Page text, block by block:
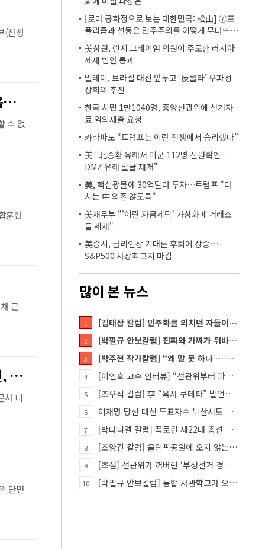
(전쟁
[단독] 사이버 침략 시 韓·美 공동 개입, 尹 의지였다… 김용현 장관 옥중 서신서 밝혀
수 없
훈련
근
지만원 박사 “5·18 진실, 문서너머 사진에 있어… 사관학교 통합 추진, 정서적 파탄 우려”
서 너
단면
[로마 공화정으로 보는 대한민국: 松山] ⑦포
퓰리즘과 선동은 민주주의를 어떻게 무너뜨리
는가
美상원, 린지 그레이엄 의원이 주도한 러시아
제재 법안 통과
밀레이, 브라질 대선 앞두고 '反룰라' 우파정
상회의 추진
한국 시민 1만1040명, 중앙선관위에 선거자
료 임의제출 요청
카라파노 “트럼프는 이란 전쟁에서 승리했다”
美 "北송환 유해서 미군 112명 신원확인…
DMZ 유해 발굴 재개"
美, 핵심광물에 30억달러 투자…트럼프 "다
시는 中 의존 않도록"
美재무부 "'이란 자금세탁' 가상화폐 거래소
들 제재"
美증시, 금리인상 기대론 후퇴에 상승…
S&P500 사상최고치 마감
많이 본 뉴스
1 [김태산 칼럼] 민주화를 외치던 자들이 대한민국의 적이고 간첩이었다
2 [박필규 안보칼럼] 진짜와 가짜가 뒤바뀐 혼돈의 시대, 안보 파탄은 막아야
3 [박주현 작가칼럼] “왜 말 못 하나 … 경기도 재정 파탄의 진짜 원인을”
4 [이인호 교수 인터뷰] “선관위부터 파고들어야…책임자 직접 고발하라”
5 [조우석 칼럼] 李 “육사 쿠데타” 발언은 왜 반역적인가
6 이재명 당선 대선 투표자수 부산서도 손댔다
7 [박다니엘 칼럼] 폭로된 제22대 총선 투표 조작… “흔들리는 가짜 국회의원들”
8 [조양건 칼럼] 올림픽공원에 오지 않는 정치인들은 누구인가
9 [초점] 선관위가 꺼버린 ‘부정선거 경보장치’
10 [박필규 안보칼럼] 통합 사관학교가 오히려 미래 쿠데타의 통로가 되는 이유